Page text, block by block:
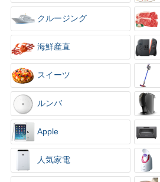
クルージング
海鮮産直
スイーツ
ルンバ
Apple
人気家電